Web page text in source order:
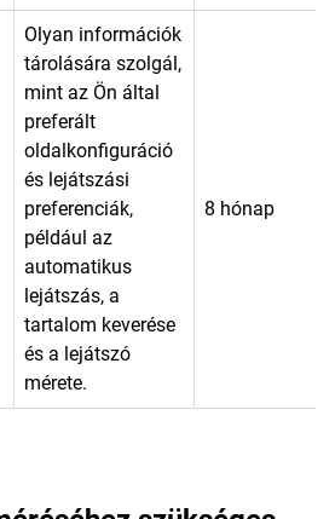
Olyan információk
tárolására szolgál,
mint az Ön által
preferált
oldalkonfiguráció
és lejátszási
preferenciák,
például az
automatikus
lejátszás, a
tartalom keverése
és a lejátszó
mérete.
8 hónap